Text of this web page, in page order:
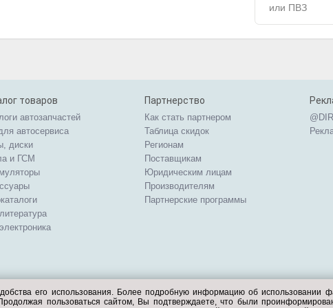
или ПВЗ
товаров
автозапчастей
автосервиса
диски
и ГСМ
Партнерство
Как стать партнером
Таблица скидок
Регионам
Поставщикам
Юридическим лицам
Производителям
Партнерские программы
его использования. Более подробную информацию об использовании
пользоваться сайтом, Вы подтверждаете, что были